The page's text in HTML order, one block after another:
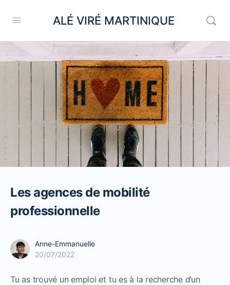
ALÉ VIRÉ MARTINIQUE
Les agences de mobilité
professionnelle
Anne-Emmanuelle
20/07/2022
Tu as trouvé un emploi et tu es à la recherche d’un